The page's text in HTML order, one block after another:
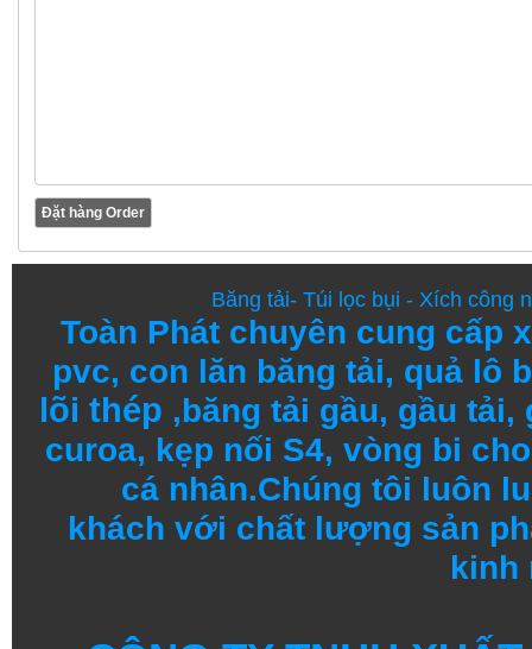
Băng tải- Túi lọc bụi - Xích công
Toàn Phát chuyên cung cấp
pvc, con lăn băng tải, quả lô
lõi thép ,băng tải gầu, gầu tải,
curoa, kẹp nối S4, vòng bi
cá nhân.Chúng tôi luôn
khách với chất lượng sản
kinh